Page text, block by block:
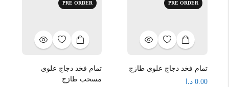
PRE ORDER
تمام فخد دجاج علوي طازج
0.00 د.ا
PRE ORDER
تمام فخد دجاج علوي
مسحب طازج